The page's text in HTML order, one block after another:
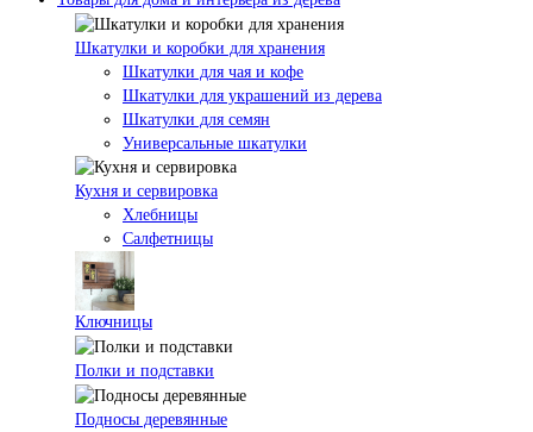
Шкатулки и коробки для хранения
Шкатулки для чая и кофе
Шкатулки для украшений из дерева
Шкатулки для семян
Универсальные шкатулки
Кухня и сервировка
Хлебницы
Салфетницы
Ключницы
Полки и подставки
Подносы деревянные